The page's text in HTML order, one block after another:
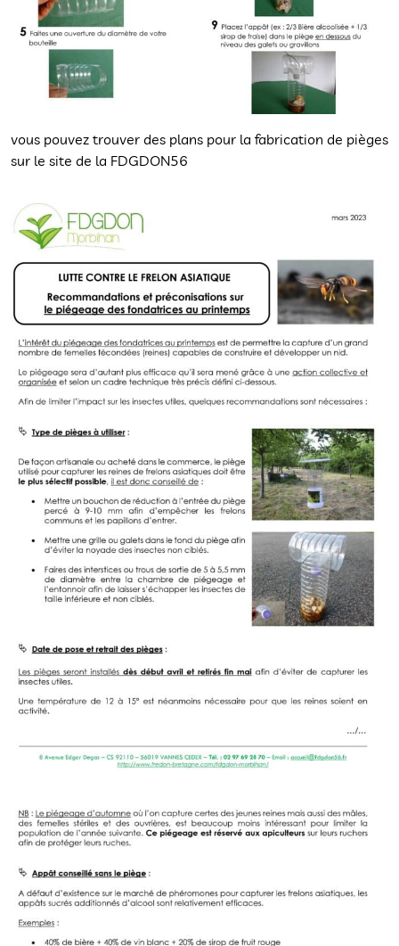
vous pouvez trouver des plans pour la fabrication de pièges
sur le site de la FDGDON56